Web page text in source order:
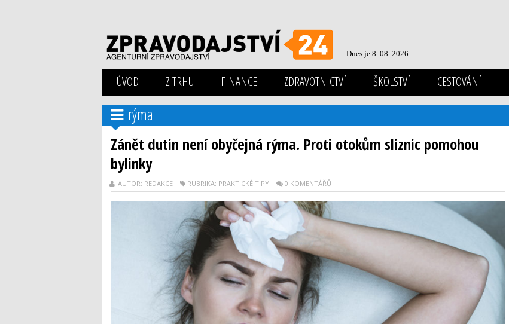
Dnes je 8. 08. 2026
ÚVOD Z TRHU FINANCE ZDRAVOTNICTVÍ ŠKOLSTVÍ CESTOVÁNÍ
rýma
Zánět dutin není obyčejná rýma. Proti otokům sliznic pomohou
bylinky
AUTOR: REDAKCE RUBRIKA: PRAKTICKÉ TIPY 0 KOMENTÁŘŮ